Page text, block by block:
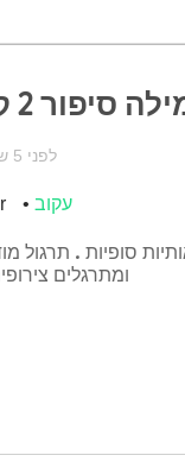
2 קשר צליל -סמל
לפני 5 שנים, 5 חודשים
עקוב
סופיות . תרגול
ומתרגלים